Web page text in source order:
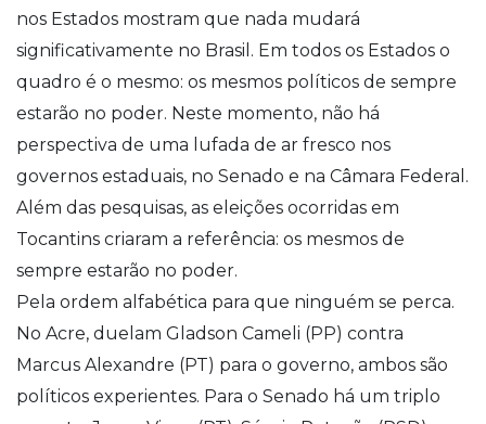
nos Estados mostram que nada mudará
significativamente no Brasil. Em todos os Estados o
quadro é o mesmo: os mesmos políticos de sempre
estarão no poder. Neste momento, não há
perspectiva de uma lufada de ar fresco nos
governos estaduais, no Senado e na Câmara Federal.
Além das pesquisas, as eleições ocorridas em
Tocantins criaram a referência: os mesmos de
sempre estarão no poder.
Pela ordem alfabética para que ninguém se perca.
No Acre, duelam Gladson Cameli (PP) contra
Marcus Alexandre (PT) para o governo, ambos são
políticos experientes. Para o Senado há um triplo